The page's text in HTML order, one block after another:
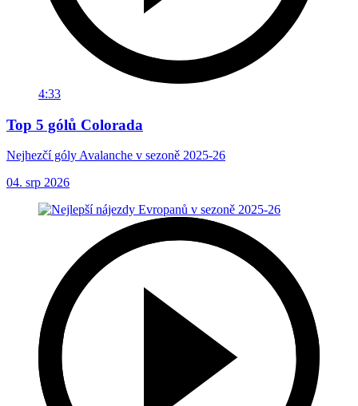
4:33
Top 5 gólů Colorada
Nejhezčí góly Avalanche v sezoně 2025-26
04. srp 2026